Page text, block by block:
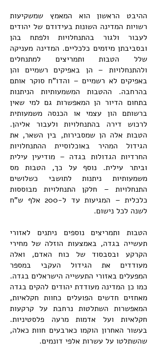
ההיבט הראשון הוא המאמץ שמשקיעות
רשויות המדינה השונות בעידודם של יהודים
לעבור ולגור בהתנחלויות ולפתח בהן
ובסביבתן מיזמים כלכליים. המדינה מעניקה
שלל הטבות ותמריצים למתנחלים
ולהתנחלויות – הן באפיקים רשמיים והן
באפיקים לא רשמיים – והדו"ח סוקר אותם
בהרחבה. ההטבות המשמעותיות הניתנות
בתחום הדיור הן המאפשרות גם למי שאין
ברשותם הון עצמי או הכנסה משמעותית
לרכוש דירה בהתנחלויות ולעבור אליהן.
הטבות אלה הן שמסבירות, בין השאר, את
הגידול המהיר באוכלוסיית ההתנחלויות
החרדיות הגדולות בגדה – מודיעין עילית
וביתר עילית. נוסף על כך, הטבות מס
משמעותיות ניתנות לתושבי כשלושים
התנחלויות – חלקן התנחלויות מבוססות
כלכלית – המגיעות עד ל-200 אלף ש"ח
לשנה לכל נישום.
הטבות ותמריצים נוספים ניתנים לאזורי
תעשייה בגדה, באמצעות הוזלה של מחירי
הקרקע ובסבסוד של כוח האדם, ואלה
מעודדים את הגידול העקבי במספר
המפעלים באזורי התעשייה הישראלים בגדה.
כמו כן המדינה מעודדת יהודים להקים בגדה
מאחזים חדשים הפועלים כחוות חקלאיות,
המאפשרות השתלטות נרחבת על קרקעות
חקלאיות ועל אדמות מרעה פלסטיניות.
בעשור האחרון הוקמו כארבעים חוות כאלה,
שהשתלטו על עשרות אלפי דונמים.